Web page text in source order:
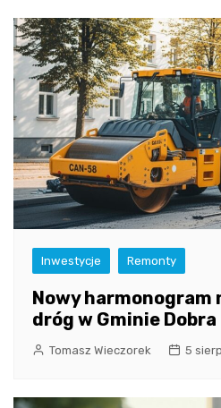
Inwestycje Remonty
Nowy
dróg w Gminie Dobra
Tomasz Wieczorek 5